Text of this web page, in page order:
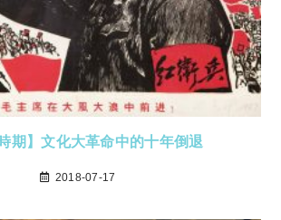
期】文化大革命中的十年倒退
2018-07-17